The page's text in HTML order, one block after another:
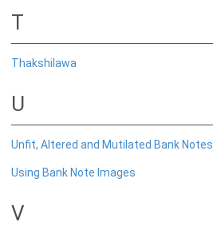
ஏனைய வெளியீடுகள்
ஆராய்ச்சி மாநாட்டு நடைமுறைகள்
முறைமைசார் இடர்நேர்வு அளவீடு
T
Thakshilawa
U
Unfit, Altered and Mutilated Bank Notes
Using Bank Note Images
V